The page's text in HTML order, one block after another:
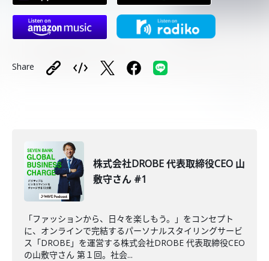
Share
株式会社DROBE 代表取締役CEO 山
敷守さん #1
「ファッションから、日々を楽しもう。」をコンセプト
に、オンラインで完結するパーソナルスタイリングサービ
ス「DROBE」を運営する株式会社DROBE 代表取締役CEO
の山敷守さん 第１回。社会...